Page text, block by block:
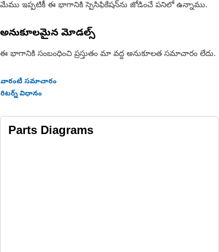
మేము ఇప్పటికీ ఈ భాగానికి స్పెసిఫికేషన్‌ను జోడించే పనిలో ఉన్నాము.
అనుకూలమైన మోడల్స్
ఈ భాగానికి సంబంధించి ప్రస్తుతం మా వద్ద అనుకూలత సమాచారం లేదు.
వారంటీ సమాచారం
రిటర్న్ విధానం
Parts Diagrams